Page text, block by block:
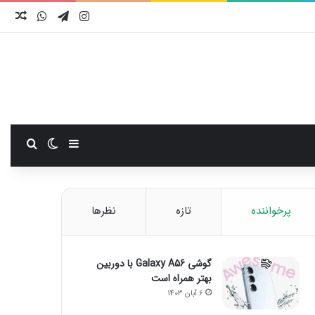
اینستاگرام
تلگرام واتس
سایدبارتغییر
پرخواننده تازه نظرها
گوشی Galaxy A56 با دوربین
بهتر همراه است
6 آبان 1403